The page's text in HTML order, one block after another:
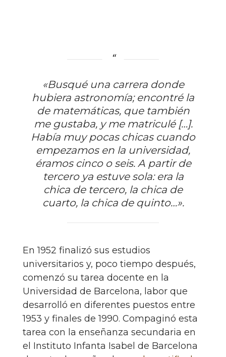
«Busqué una carrera donde
hubiera astronomía; encontré la
de matemáticas, que también
me gustaba, y me matriculé […].
Había muy pocas chicas cuando
empezamos en la universidad,
éramos cinco o seis. A partir de
tercero ya estuve sola: era la
chica de tercero, la chica de
cuarto, la chica de quinto…».
En 1952 finalizó sus estudios
universitarios y, poco tiempo después,
comenzó su tarea docente en la
Universidad de Barcelona, labor que
desarrolló en diferentes puestos entre
1953 y finales de 1990. Compaginó esta
tarea con la enseñanza secundaria en
el Instituto Infanta Isabel de Barcelona